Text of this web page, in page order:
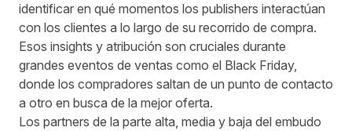
identificar en qué momentos los publishers interactúan
con los clientes a lo largo de su recorrido de compra.
Esos insights y atribución son cruciales durante
grandes eventos de ventas como el Black Friday,
donde los compradores saltan de un punto de contacto
a otro en busca de la mejor oferta.
Los partners de la parte alta, media y baja del embudo